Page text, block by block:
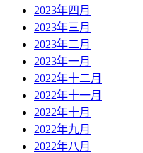
2023年四月
2023年三月
2023年二月
2023年一月
2022年十二月
2022年十一月
2022年十月
2022年九月
2022年八月